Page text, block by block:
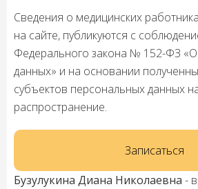
Сведения о медицинских
на сайте, публикуются с
Федерального закона № 152-ФЗ
данных» и на основании
субъектов персональных данных
распространение.
Записаться
Бузулукина Диана Николаевна -